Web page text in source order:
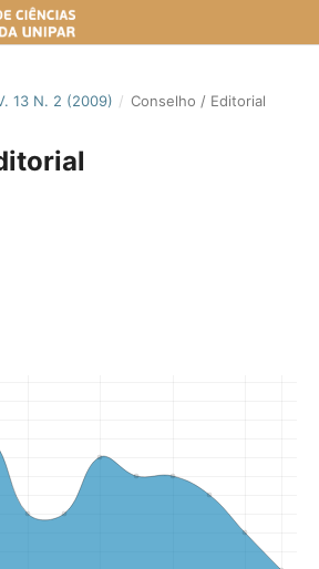
13 N. 2 (2009) / Conselho / Editorial